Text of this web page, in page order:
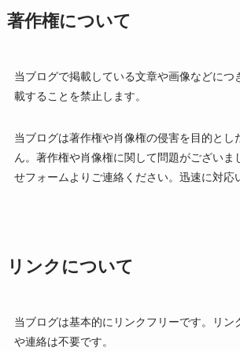
著作権について
当ブログで掲載している文章や画像などにつ
載することを禁止します。
当ブログは著作権や肖像権の侵害を目的とし
ん。著作権や肖像権に関して問題がございま
せフォームよりご連絡ください。迅速に対応
リンクについて
当ブログは基本的にリンクフリーです。リン
や連絡は不要です。